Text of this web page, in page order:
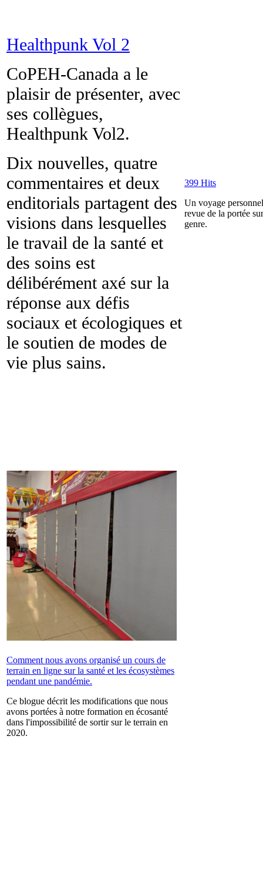
Healthpunk Vol 2
CoPEH-Canada a le
plaisir de présenter, avec
ses collègues,
Healthpunk Vol2.
Dix nouvelles, quatre
commentaires et deux
enditorials partagent des
visions dans lesquelles
le travail de la santé et
des soins est
délibérément axé sur la
réponse aux défis
sociaux et écologiques et
le soutien de modes de
vie plus sains.
399 Hits
Un voyage
revue de la portée
genre.
Comment nous avons organisé un cours de
terrain en ligne sur la santé et les écosystèmes
pendant une pandémie.
Ce blogue décrit les modifications que nous
avons portées à notre formation en écosanté
dans l'impossibilité de sortir sur le terrain en
2020.